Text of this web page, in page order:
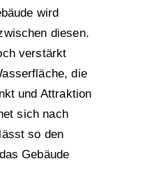
wird
diesen.
verstärkt
die
und Attraktion
sich nach
so den
Gebäude